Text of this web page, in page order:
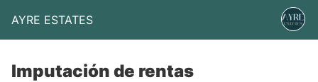
AYRE ESTATES
Imputación de rentas